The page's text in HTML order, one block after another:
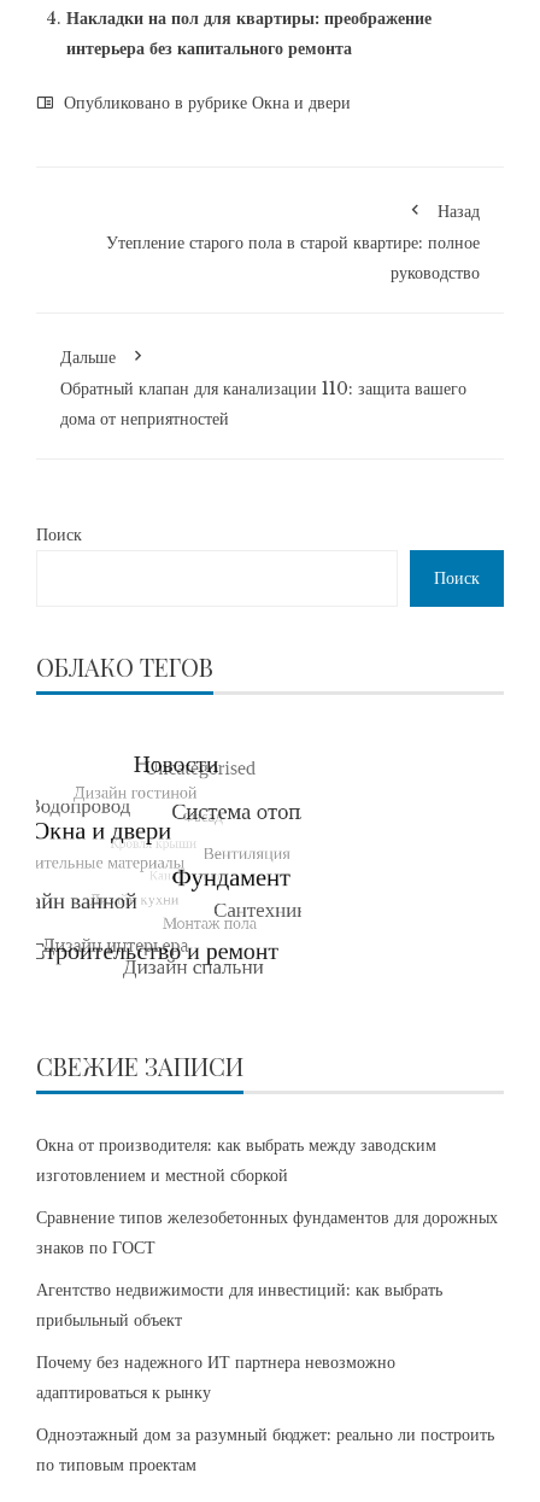
Накладки на пол для квартиры: преображение
интерьера без капитального ремонта
Опубликовано в рубрике Окна и двери
Назад
Утепление старого пола в старой квартире: полное
руководство
Дальше
Обратный клапан для канализации 110: защита вашего
дома от неприятностей
Поиск
Поиск
ОБЛАКО ТЕГОВ
СВЕЖИЕ ЗАПИСИ
Окна от производителя: как выбрать между заводским
изготовлением и местной сборкой
Сравнение типов железобетонных фундаментов для дорожных
знаков по ГОСТ
Агентство недвижимости для инвестиций: как выбрать
прибыльный объект
Почему без надежного ИТ партнера невозможно
адаптироваться к рынку
Одноэтажный дом за разумный бюджет: реально ли построить
по типовым проектам